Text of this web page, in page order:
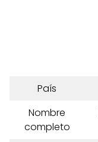
País
Nombre
completo